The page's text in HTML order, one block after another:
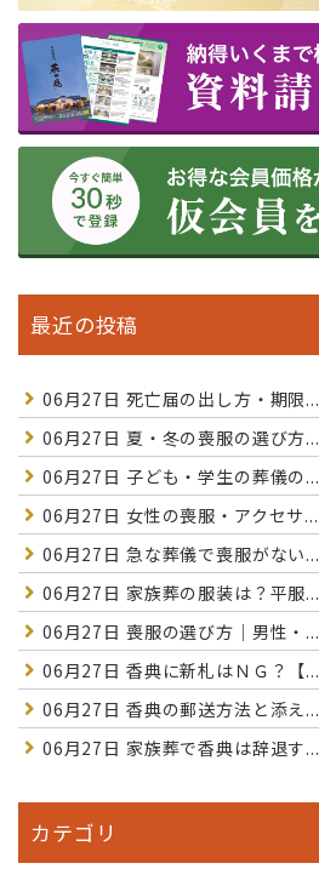
最近の投稿
06月27日 死亡届の出し方・期限...
06月27日 夏・冬の喪服の選び方...
06月27日 子ども・学生の葬儀の...
06月27日 女性の喪服・アクセサ...
06月27日 急な葬儀で喪服がない...
06月27日 家族葬の服装は？平服...
06月27日 喪服の選び方｜男性・...
06月27日 香典に新札はＮＧ？【...
06月27日 香典の郵送方法と添え...
06月27日 家族葬で香典は辞退す...
カテゴリ